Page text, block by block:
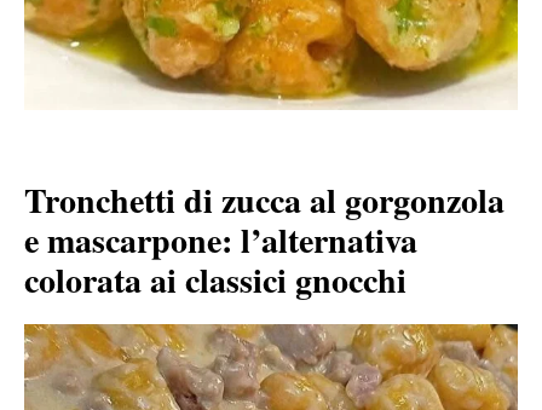
Tronchetti di zucca al gorgonzola
e mascarpone: l’alternativa
colorata ai classici gnocchi